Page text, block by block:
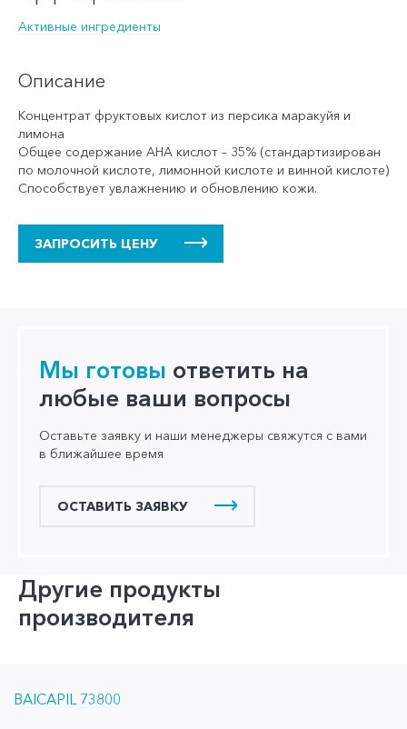
Активные ингредиенты
Описание
Концентрат фруктовых кислот из персика маракуйя и
лимона
Общее содержание АНА кислот – 35% (стандартизирован
по молочной кислоте, лимонной кислоте и винной кислоте)
Способствует увлажнению и обновлению кожи.
ЗАПРОСИТЬ ЦЕНУ
Мы готовы ответить на
любые ваши вопросы
Оставьте заявку и наши менеджеры свяжутся с вами
в ближайшее время
ОСТАВИТЬ ЗАЯВКУ
Другие продукты
производителя
BAICAPIL 73800